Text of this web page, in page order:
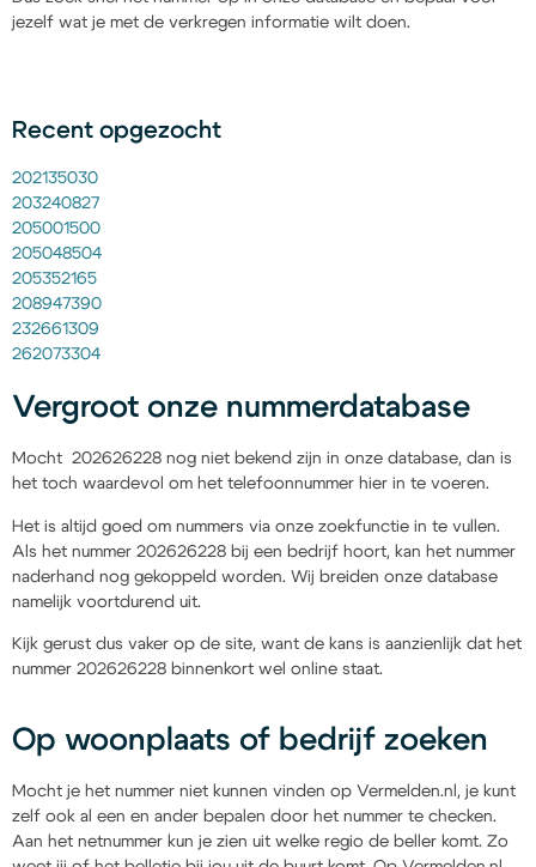
jezelf wat je met de verkregen informatie wilt doen.
Recent opgezocht
202135030
203240827
205001500
205048504
205352165
208947390
232661309
262073304
Vergroot onze nummerdatabase
Mocht 202626228 nog niet bekend zijn in onze database, dan is
het toch waardevol om het telefoonnummer hier in te voeren.
Het is altijd goed om nummers via onze zoekfunctie in te vullen.
Als het nummer 202626228 bij een bedrijf hoort, kan het nummer
naderhand nog gekoppeld worden. Wij breiden onze database
namelijk voortdurend uit.
Kijk gerust dus vaker op de site, want de kans is aanzienlijk dat het
nummer 202626228 binnenkort wel online staat.
Op woonplaats of bedrijf zoeken
Mocht je het nummer niet kunnen vinden op Vermelden.nl, je kunt
zelf ook al een en ander bepalen door het nummer te checken.
Aan het netnummer kun je zien uit welke regio de beller komt. Zo